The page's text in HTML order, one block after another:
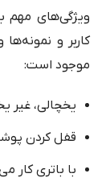
ویژگی‌های مهم
کاربر و نمونه‌ها
موجود است:
یخچالی، غیر
قفل کردن
با باتری کار